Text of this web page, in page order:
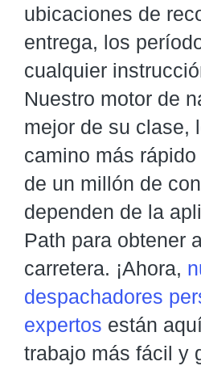
ubicaciones de
entrega, los
cualquier
Nuestro motor de
mejor de su clase,
camino más
de un millón de
dependen de la
Path para obtener
carretera. ¡Ahora,
despachadores
expertos están
trabajo más fácil y